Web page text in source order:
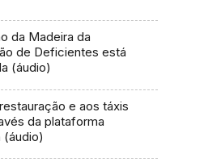
da Madeira da
de Deficientes está
(áudio)
e aos táxis
da plataforma
(áudio)